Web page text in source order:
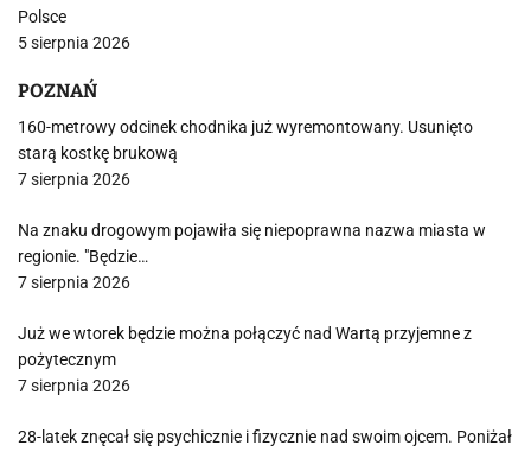
Polsce
5 sierpnia 2026
POZNAŃ
160-metrowy odcinek chodnika już wyremontowany. Usunięto
starą kostkę brukową
7 sierpnia 2026
Na znaku drogowym pojawiła się niepoprawna nazwa miasta w
regionie. "Będzie…
7 sierpnia 2026
Już we wtorek będzie można połączyć nad Wartą przyjemne z
pożytecznym
7 sierpnia 2026
28-latek znęcał się psychicznie i fizycznie nad swoim ojcem. Poniżał